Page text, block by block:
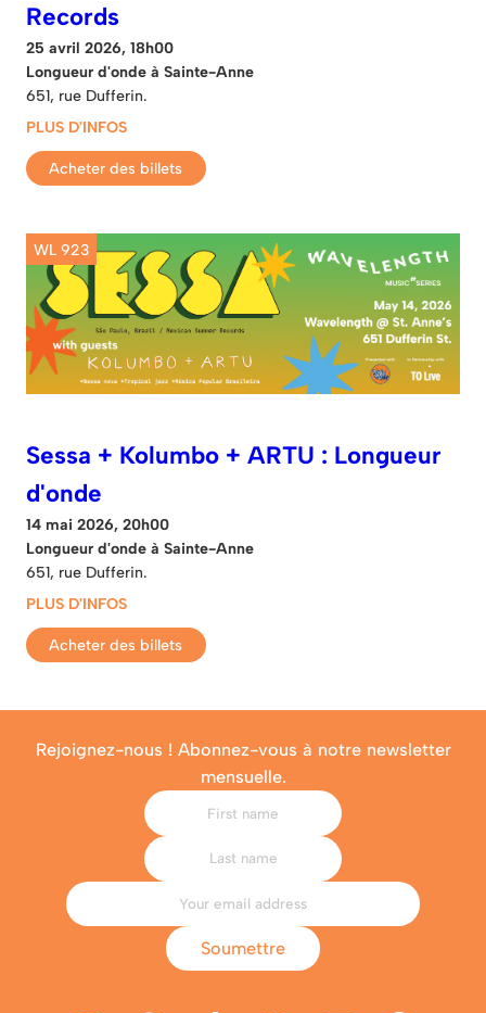
Records
25 avril 2026, 18h00
Longueur d'onde à Sainte-Anne
651, rue Dufferin.
PLUS D'INFOS
Acheter des billets
WL 923
Sessa + Kolumbo + ARTU : Longueur
d'onde
14 mai 2026, 20h00
Longueur d'onde à Sainte-Anne
651, rue Dufferin.
PLUS D'INFOS
Acheter des billets
Rejoignez-nous ! Abonnez-vous à notre newsletter
mensuelle.
Soumettre